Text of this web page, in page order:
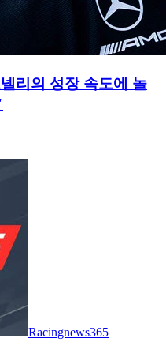
리의 성장 속도에 놀
Racingnews365